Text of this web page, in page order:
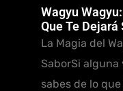
Wagyu
Que Te
La Magia del
SaborSi alguna
sabes de lo